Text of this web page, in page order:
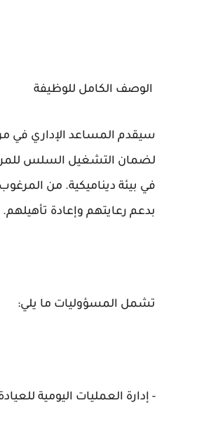
الوصف الكامل للوظيفة
سيقدم المساعد الإداري في
لضمان التشغيل السلس
في بيئة ديناميكية. من المرغوب
بدعم رعايتهم وإعادة تأهيلهم.
تشمل المسؤوليات ما يلي:
- إدارة العمليات اليومية